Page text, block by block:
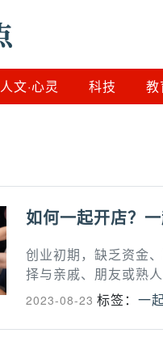
人文·心灵 科技 教
如何一起开店？
创业初期，缺乏资金
择与亲戚、朋友或熟
2023-08-23 标签： 一